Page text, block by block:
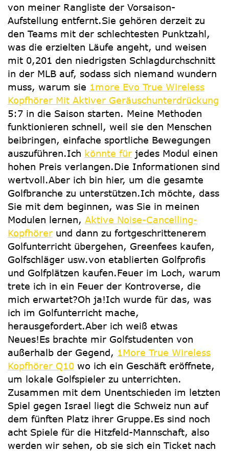
von meiner Rangliste der Vorsaison-
Aufstellung entfernt.Sie gehören derzeit zu
den Teams mit der schlechtesten Punktzahl,
was die erzielten Läufe angeht, und weisen
mit 0,201 den niedrigsten Schlagdurchschnitt
in der MLB auf, sodass sich niemand wundern
muss, warum sie 1more Evo True Wireless
Kopfhörer Mit Aktiver Geräuschunterdrückung
5:7 in die Saison starten. Meine Methoden
funktionieren schnell, weil sie den Menschen
beibringen, einfache sportliche Bewegungen
auszuführen.Ich könnte für jedes Modul einen
hohen Preis verlangen.Die Informationen sind
wertvoll.Aber ich bin hier, um die gesamte
Golfbranche zu unterstützen.Ich möchte, dass
Sie mit dem beginnen, was Sie in meinen
Modulen lernen, Aktive Noise-Cancelling-
Kopfhörer und dann zu fortgeschrittenerem
Golfunterricht übergehen, Greenfees kaufen,
Golfschläger usw.von etablierten Golfprofis
und Golfplätzen kaufen.Feuer im Loch, warum
trete ich in ein Feuer der Kontroverse, die
mich erwartet?Oh ja!Ich wurde für das, was
ich im Golfunterricht mache,
herausgefordert.Aber ich weiß etwas
Neues!Es brachte mir Golfstudenten von
außerhalb der Gegend, 1More True Wireless
Kopfhörer Q10 wo ich ein Geschäft eröffnete,
um lokale Golfspieler zu unterrichten.
Zusammen mit dem Unentschieden im letzten
Spiel gegen Israel liegt die Schweiz nun auf
dem fünften Platz ihrer Gruppe.Es sind noch
acht Spiele für die Hitzfeld-Mannschaft, also
werden wir sehen, ob sie sich ein Ticket nach